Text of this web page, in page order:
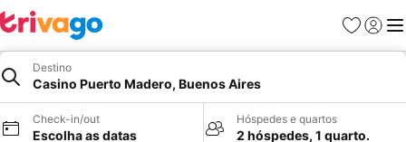
Favoritos
Iniciar
Destino
Casino Puerto Madero, Buenos Aires
Check-in/out
Escolha as datas
Hóspedes e quartos
2 hóspedes, 1 quarto.